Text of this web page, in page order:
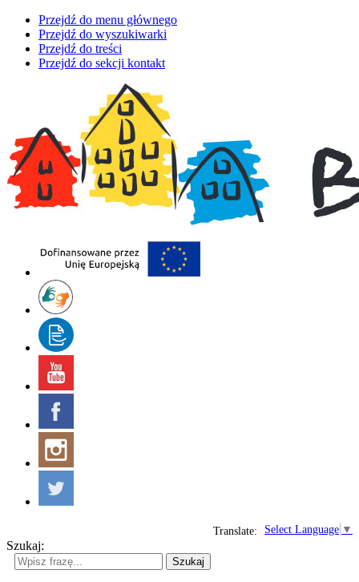
Przejdź do menu głównego
Przejdź do wyszukiwarki
Przejdź do treści
Przejdź do sekcji kontakt
Select Language ▼
Translate:
Szukaj:
Szukaj